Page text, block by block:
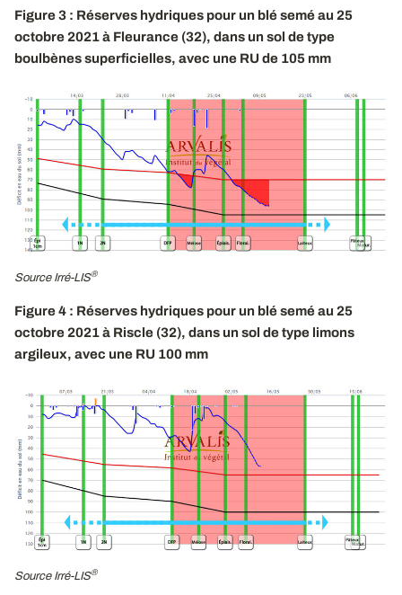
Figure 3 : Réserves hydriques pour un blé semé au 25
octobre 2021 à Fleurance (32), dans un sol de type
boulbènes superficielles, avec une RU de 105 mm
Source Irré-LIS®
Figure 4 : Réserves hydriques pour un blé semé au 25
octobre 2021 à Riscle (32), dans un sol de type limons
argileux, avec une RU 100 mm
Source Irré-LIS®